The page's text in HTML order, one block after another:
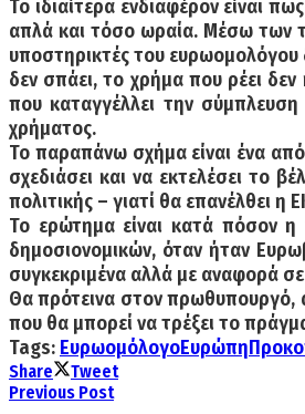
Το ιδιαίτερα ενδιαφέρον είναι
απλά και τόσο ωραία. Μέσω των
υποστηρικτές του ευρωομολόγου
δεν σπάει, το χρήμα που ρέει
που καταγγέλλει την
χρήματος.
Το παραπάνω σχήμα είναι ένα
σχεδιάσει και να εκτελέσει το
πολιτικής – γιατί θα επανέλθει
Το ερώτημα είναι κατά πόσον
δημοσιονομικών, όταν ήταν
συγκεκριμένα αλλά με αναφορά
Θα πρότεινα στον πρωθυπουργό,
που θα μπορεί να τρέξει το
Tags: ΕυρωομόλογοΕυρώπη
Share
Tweet
Previous Post